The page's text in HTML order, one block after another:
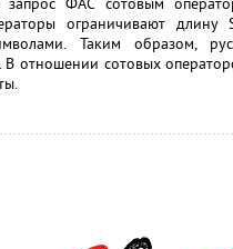
запрос ФАС сотовым
ограничивают
Таким образом,
В отношении сотовых